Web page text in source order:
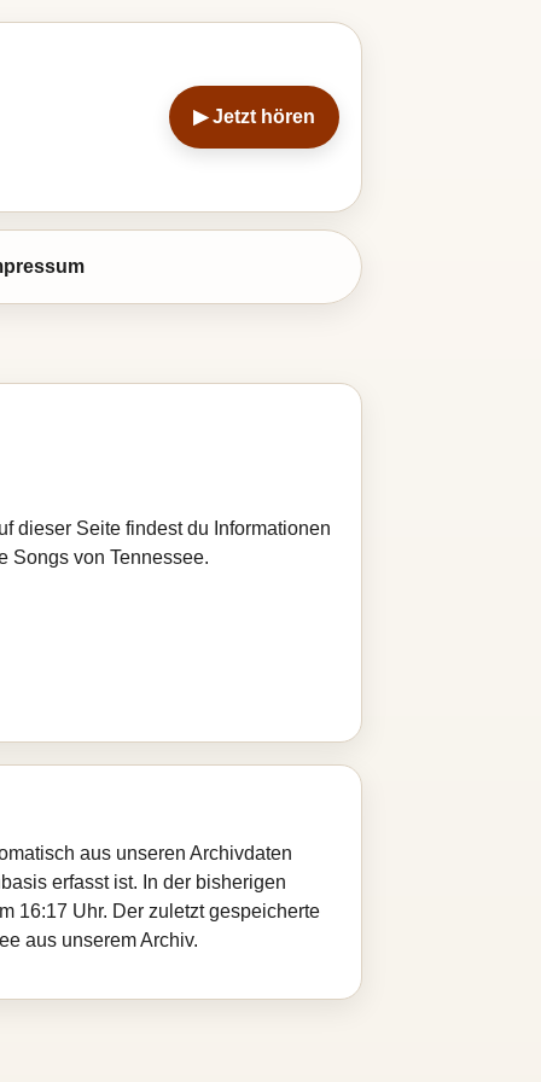
▶ Jetzt hören
dieser Seite findest du Informationen
Songs von Tennessee.
aus unseren Archivdaten
erfasst ist. In der bisherigen
16:17 Uhr. Der zuletzt gespeicherte
aus unserem Archiv.